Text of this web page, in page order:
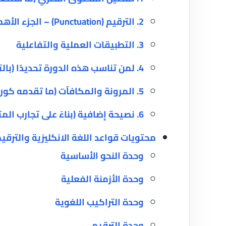
2. الترقيم (Punctuation) – الجزء الأهم
3. التطبيقات العملية والتفاعلية
4. لمن تناسب هذه الدورة تحديدًا (بالتفصيل)
5. المرونة والمكافآت (ما تقدمه كورسيرا)
6. نصيحة إضافية (بناءً على تجارب المتعلمين)
محتويات قواعد اللغة الانكليزية
وحدة النحو الأساسية
وحدة الأزمنة الفعلية
وحدة التراكيب اللغوية